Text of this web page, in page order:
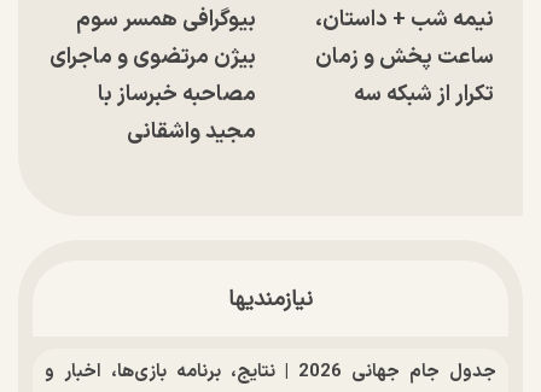
نیمه شب + داستان،
ساعت پخش و زمان
تکرار از شبکه سه
بیوگرافی همسر سوم
بیژن مرتضوی و ماجرای
مصاحبه خبرساز با
مجید واشقانی
نیازمندیها
جدول جام جهانی 2026 | نتایج، برنامه بازی‌ها، اخبار و